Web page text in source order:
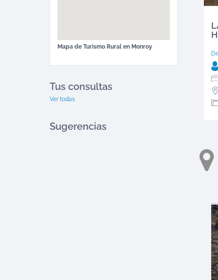
Mapa de Turismo Rural en Monroy
Tus consultas
Ver todas
Sugerencias